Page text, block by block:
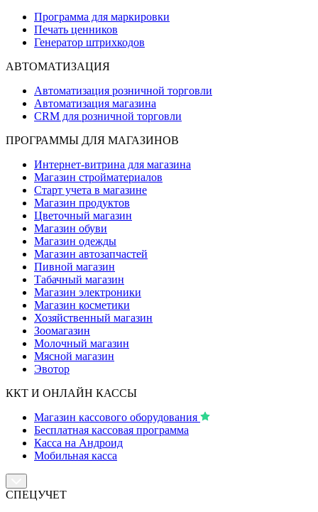
Программа для маркировки
Печать ценников
Генератор штрихкодов
АВТОМАТИЗАЦИЯ
Автоматизация розничной торговли
Автоматизация магазина
CRM для розничной торговли
ПРОГРАММЫ ДЛЯ МАГАЗИНОВ
Интернет-витрина для магазина
Магазин стройматериалов
Старт учета в магазине
Магазин продуктов
Цветочный магазин
Магазин обуви
Магазин одежды
Магазин автозапчастей
Пивной магазин
Табачный магазин
Магазин электроники
Магазин косметики
Хозяйственный магазин
Зоомагазин
Молочный магазин
Мясной магазин
Эвотор
ККТ И ОНЛАЙН КАССЫ
Магазин кассового оборудования
Бесплатная кассовая программа
Касса на Андроид
Мобильная касса
СПЕЦУЧЕТ